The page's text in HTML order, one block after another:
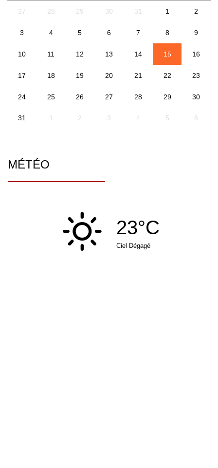
27 28 29 30 31 1 2
3 4 5 6 7 8 9
10 11 12 13 14 15 16
17 18 19 20 21 22 23
24 25 26 27 28 29 30
31 1 2 3 4 5 6
MÉTÉO
23°C
Ciel Dégagé